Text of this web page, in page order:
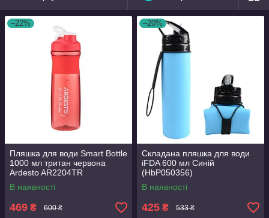
–22%
Пляшка для води Smart Bottle
1000 мл тритан червона
Ardesto AR2204TR
В наявності
469 ₴ 600 ₴
–20%
Складана пляшка для води
iFDA 600 мл Синій
(HbP050356)
В наявності
425 ₴ 533 ₴